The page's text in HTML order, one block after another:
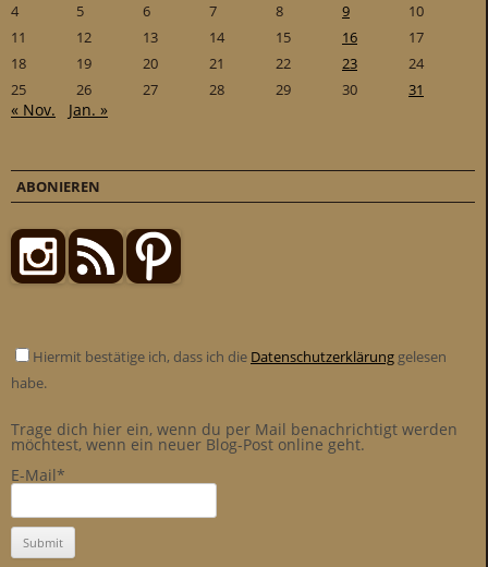
4
5 6 7 8 9
10
11
12 13 14 15 16
17
18
19 20 21 22 23
24
25
26 27 28 29 30 31
« Nov. Jan. »
ABONIEREN
Hiermit bestätige ich, dass ich die Datenschutzerklärung gelesen
habe.
Trage dich hier ein, wenn du per Mail benachrichtigt werden
möchtest, wenn ein neuer Blog-Post online geht.
E-Mail*